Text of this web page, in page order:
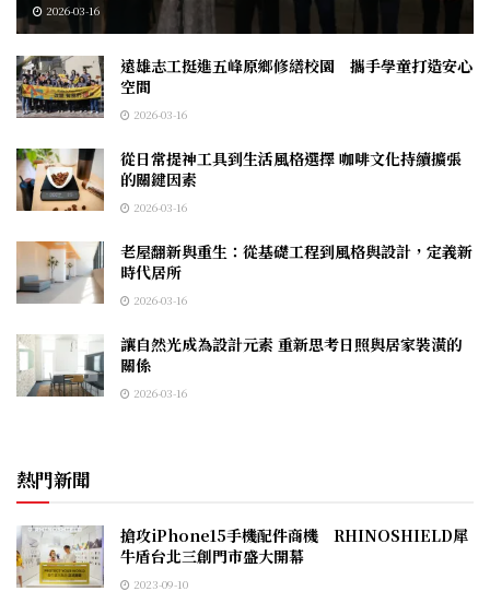
2026-03-16
遠雄志工挺進五峰原鄉修繕校園 攜手學童打造安心
空間
2026-03-16
從日常提神工具到生活風格選擇 咖啡文化持續擴張
的關鍵因素
2026-03-16
老屋翻新與重生：從基礎工程到風格與設計，定義新
時代居所
2026-03-16
讓自然光成為設計元素 重新思考日照與居家裝潢的
關係
2026-03-16
熱門新聞
搶攻iPhone15手機配件商機 RHINOSHIELD犀
牛盾台北三創門市盛大開幕
2023-09-10